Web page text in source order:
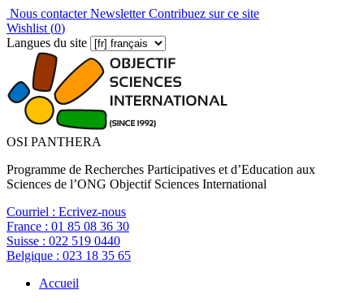
Nous contacterNewsletterContribuez sur ce site
Wishlist (0)
Langues du site
OSI PANTHERA
Programme de Recherches Participatives et d’Education aux
Sciences de l’ONG Objectif Sciences International
Courriel : Ecrivez-nous
France : 01 85 08 36 30
Suisse : 022 519 0440
Belgique : 023 18 35 65
Accueil